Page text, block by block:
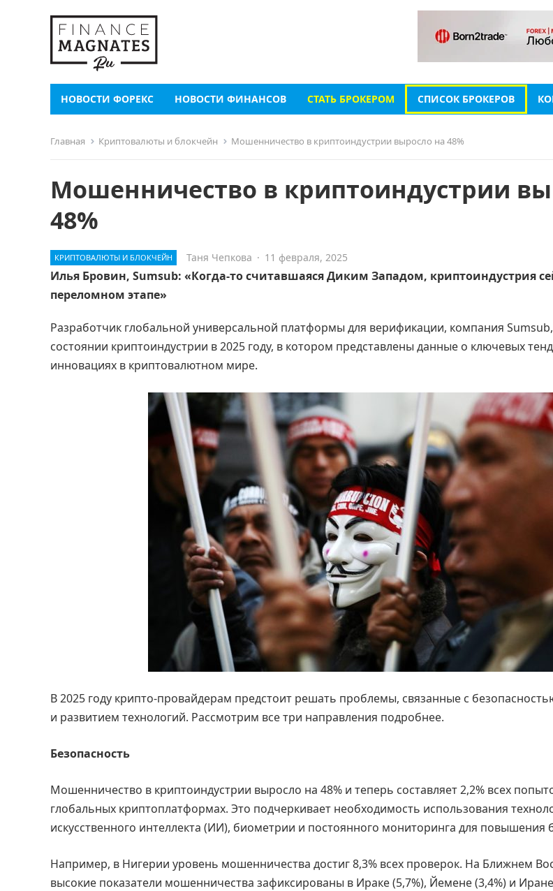
НОВОСТИ ФОРЕКС НОВОСТИ ФИНАНСОВ СТАТЬ БРОКЕРОМ СПИСОК БРОКЕРОВ
Главная Криптовалюты и блокчейн Мошенничество в криптоиндустрии выросло на 48%
Мошенничество в криптоиндустрии
48%
КРИПТОВАЛЮТЫ И БЛОКЧЕЙН Таня Чепкова · 11 февраля, 2025
Илья Бровин, Sumsub: «Когда-то считавшаяся Диким Западом, криптоиндустрия
переломном этапе»
Разработчик глобальной универсальной платформы для верификации, компания
состоянии криптоиндустрии в 2025 году, в котором представлены данные о ключевых
инновациях в криптовалютном мире.
В 2025 году крипто-провайдерам предстоит решать проблемы, связанные с
и развитием технологий. Рассмотрим все три направления подробнее.
Безопасность
Мошенничество в криптоиндустрии выросло на 48% и теперь составляет 2,2% всех
глобальных криптоплатформах. Это подчеркивает необходимость использования
искусственного интеллекта (ИИ), биометрии и постоянного мониторинга для повышения
Например, в Нигерии уровень мошенничества достиг 8,3% всех проверок. На Ближнем
высокие показатели мошенничества зафиксированы в Ираке (5,7%), Йемене (3,4%) и